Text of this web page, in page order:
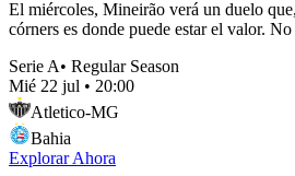
El miércoles, Mineirão verá un duelo
córners es donde puede estar el valor.
Serie A• Regular Season
Mié 22 jul • 20:00
Atletico-MG
Bahia
Explorar Ahora